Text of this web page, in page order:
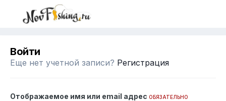
Войти
Еще нет учетной записи? Регистрация
Отображаемое имя или email адрес ОБЯЗАТЕЛЬНО